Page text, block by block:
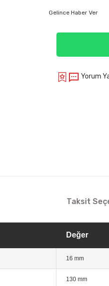
Gelince Haber Ver
Yorum
Taksit
Değer
16 mm
130 mm